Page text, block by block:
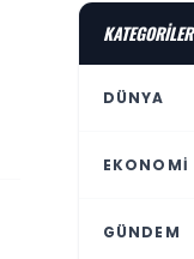
KATEGORİLER
DÜNYA
EKONOMI
GÜNDEM